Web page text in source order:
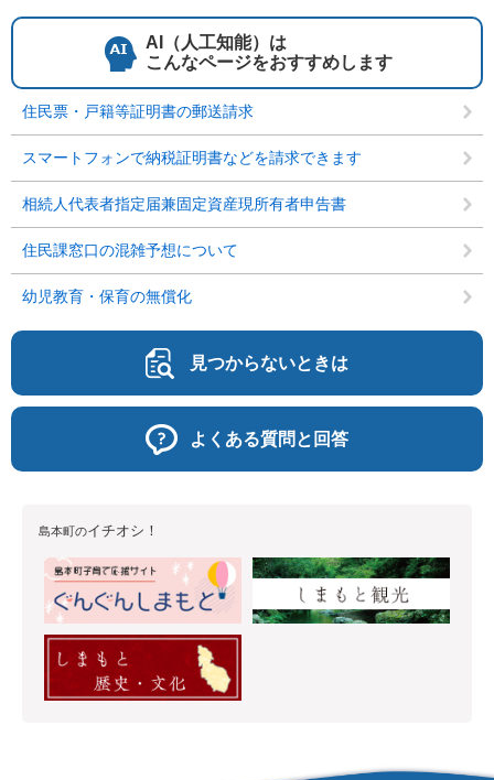
AI（人工知能）は
こんなページをおすすめします
住民票・戸籍等証明書の郵送請求
スマートフォンで納税証明書などを請求できます
相続人代表者指定届兼固定資産現所有者申告書
住民課窓口の混雑予想について
幼児教育・保育の無償化
見つからないときは
よくある質問と回答
島本町のイチオシ！